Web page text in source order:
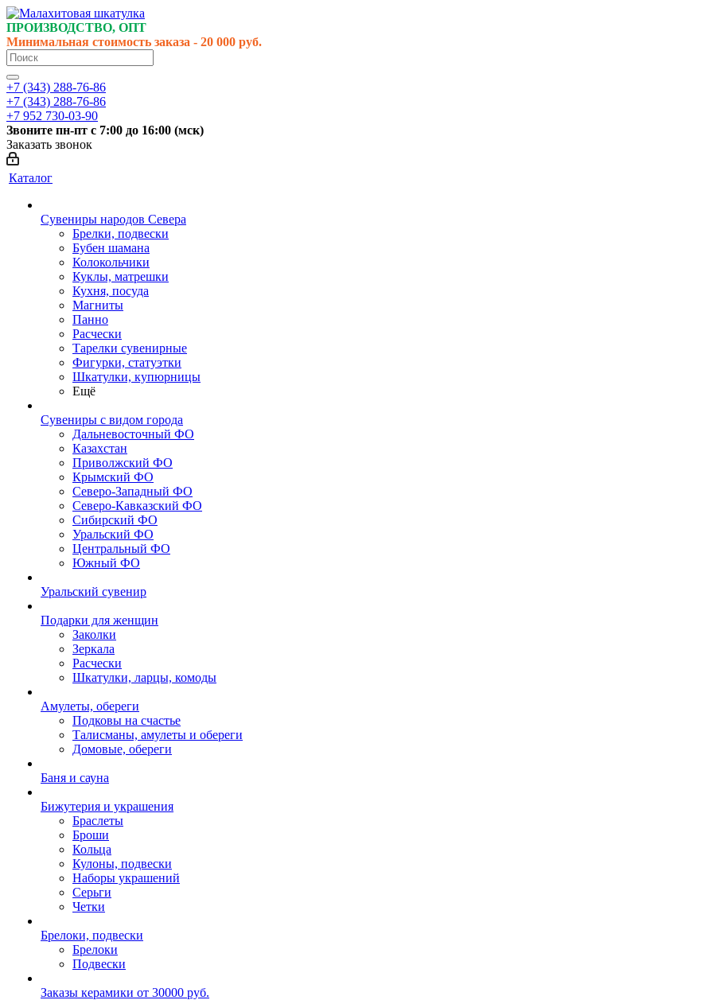
ПРОИЗВОДСТВО, ОПТ
Минимальная стоимость заказа - 20 000 руб.
+7 (343) 288-76-86
+7 (343) 288-76-86
+7 952 730-03-90
Звоните пн-пт с 7:00 до 16:00 (мск)
Заказать звонок
Каталог
Сувениры народов Севера
Брелки, подвески
Бубен шамана
Колокольчики
Куклы, матрешки
Кухня, посуда
Магниты
Панно
Расчески
Тарелки сувенирные
Фигурки, статуэтки
Шкатулки, купюрницы
Ещё
Сувениры с видом города
Дальневосточный ФО
Казахстан
Приволжский ФО
Крымский ФО
Северо-Западный ФО
Северо-Кавказский ФО
Сибирский ФО
Уральский ФО
Центральный ФО
Южный ФО
Уральский сувенир
Подарки для женщин
Заколки
Зеркала
Расчески
Шкатулки, ларцы, комоды
Амулеты, обереги
Подковы на счастье
Талисманы, амулеты и обереги
Домовые, обереги
Баня и сауна
Бижутерия и украшения
Браслеты
Броши
Кольца
Кулоны, подвески
Наборы украшений
Серьги
Четки
Брелоки, подвески
Брелоки
Подвески
Заказы керамики от 30000 руб.